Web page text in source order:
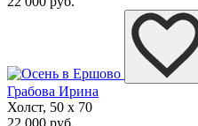
Грабова Ирина
Холст, 50 x 70